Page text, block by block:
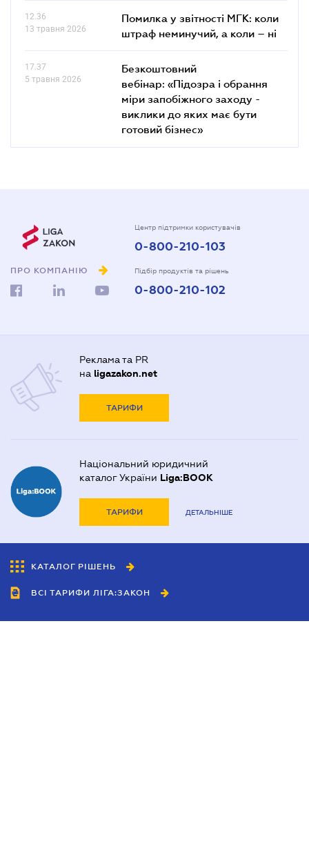
12.36
13 травня 2026
Помилка у звітності МГК: коли
штраф неминучий, а коли – ні
17.37
5 травня 2026
Безкоштовний
вебінар: «Підозра і обрання
міри запобіжного заходу -
виклики до яких має бути
готовий бізнес»
ПРО КОМПАНІЮ
Центр підтримки користувачів
0-800-210-103
Підбір продуктів та рішень
0-800-210-102
Реклама та PR
на ligazakon.net
ТАРИФИ
Національний юридичний
каталог України Liga:BOOK
ТАРИФИ ДЕТАЛЬНІШЕ
КАТАЛОГ РІШЕНЬ
ВСІ ТАРИФИ ЛІГА:ЗАКОН